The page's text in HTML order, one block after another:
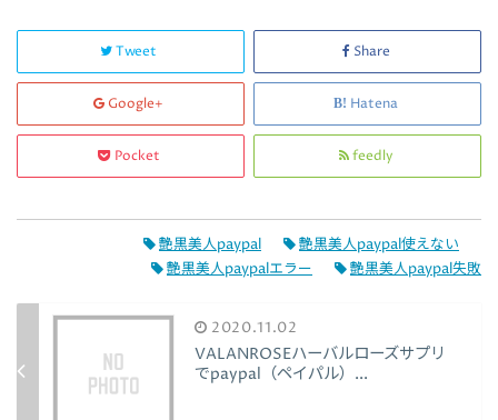
Tweet Share
Google+ Hatena
Pocket feedly
艶黒美人paypal
艶黒美人paypal使えない
艶黒美人paypalエラー
艶黒美人paypal失敗
2020.11.02
VALANROSEハーバルローズサプリ
でpaypal（ペイパル）...